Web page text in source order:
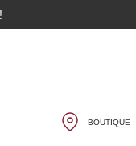
BOUTIQUE